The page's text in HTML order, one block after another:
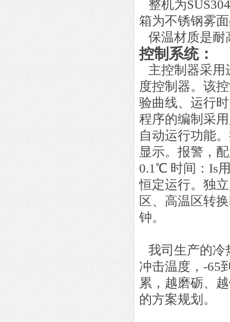
整机为
箱为不锈钢雾
保温材质是耐
控制系统：
主控制器采用
度控制器。该
验曲线、运行
程序的编制采
自动运行功能
显示。报警，
0.1 ℃ 时间： Is
恒定运行。独
区、高温区转
钟。
我司生产的冷
冲击温度， -65
累，越磨砺、
的方案规划